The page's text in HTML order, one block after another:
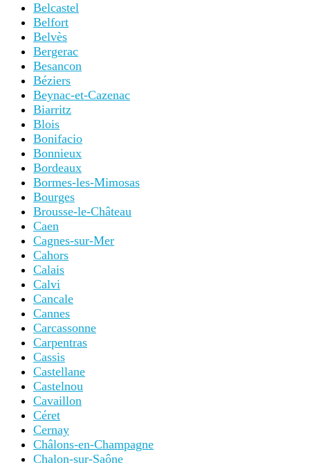
Belcastel
Belfort
Belvès
Bergerac
Besancon
Béziers
Beynac-et-Cazenac
Biarritz
Blois
Bonifacio
Bonnieux
Bordeaux
Bormes-les-Mimosas
Bourges
Brousse-le-Château
Caen
Cagnes-sur-Mer
Cahors
Calais
Calvi
Cancale
Cannes
Carcassonne
Carpentras
Cassis
Castellane
Castelnou
Cavaillon
Céret
Cernay
Châlons-en-Champagne
Chalon-sur-Saône